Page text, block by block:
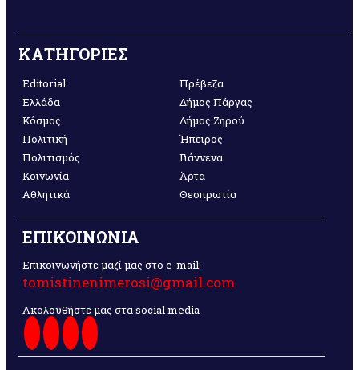
ΚΑΤΗΓΟΡΙΕΣ
Editorial
Ελλάδα
Κόσμος
Πολιτική
Πολιτισμός
Κοινωνία
Αθλητικά
Πρέβεζα
Δήμος Πάργας
Δήμος Ζηρού
Ήπειρος
Γιάννενα
Άρτα
Θεσπρωτία
ΕΠΙΚΟΙΝΩΝΙΑ
Επικοινωνήστε μαζί μας στο e-mail:
tomistinenimerosi@gmail.com
Ακολουθήστε μας στα social media